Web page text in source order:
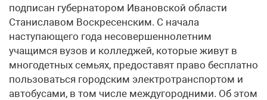
подписан губернатором Ивановской области
Станиславом Воскресенским. С начала
наступающего года несовершеннолетним
учащимся вузов и колледжей, которые живут в
многодетных семьях, предоставят право бесплатно
пользоваться городским электротранспортом и
автобусами, в том числе междугородними. Об этом